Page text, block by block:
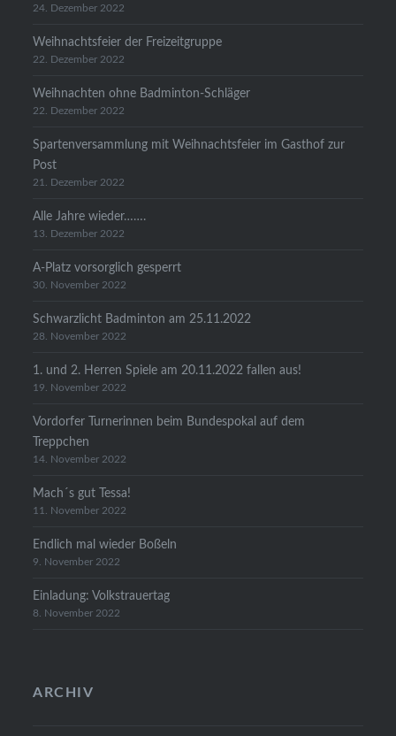
24. Dezember 2022
Weihnachtsfeier der Freizeitgruppe
22. Dezember 2022
Weihnachten ohne Badminton-Schläger
22. Dezember 2022
Spartenversammlung mit Weihnachtsfeier im Gasthof zur
Post
21. Dezember 2022
Alle Jahre wieder…….
13. Dezember 2022
A-Platz vorsorglich gesperrt
30. November 2022
Schwarzlicht Badminton am 25.11.2022
28. November 2022
1. und 2. Herren Spiele am 20.11.2022 fallen aus!
19. November 2022
Vordorfer Turnerinnen beim Bundespokal auf dem
Treppchen
14. November 2022
Mach´s gut Tessa!
11. November 2022
Endlich mal wieder Boßeln
9. November 2022
Einladung: Volkstrauertag
8. November 2022
ARCHIV